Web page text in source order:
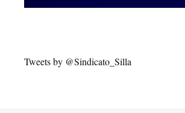
Tweets by @Sindicato_Silla